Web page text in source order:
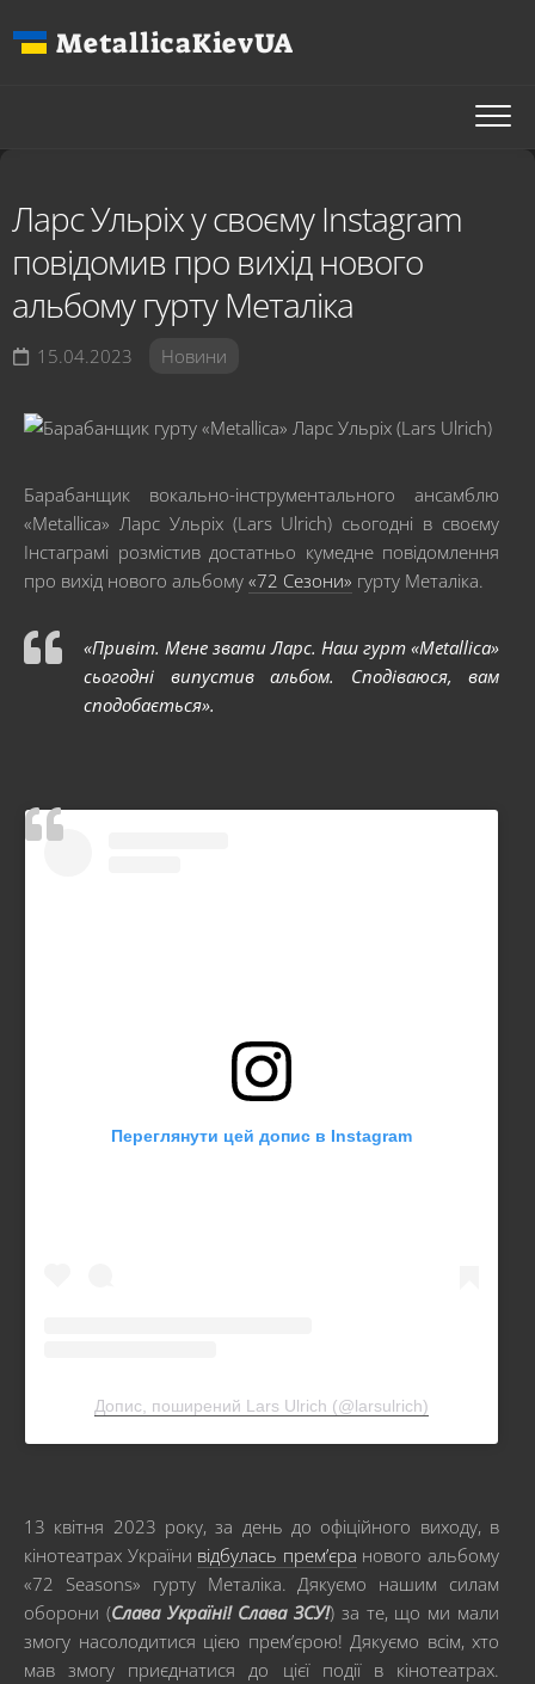
до
MetallicaKievUA
Ларс Ульріх у своєму Instagram
повідомив про вихід нового
альбому гурту Металіка
15.04.2023 Новини
Барабанщик вокально-інструментального ансамблю
«Metallica» Ларс Ульріх (Lars Ulrich) сьогодні в своєму
Інстаграмі розмістив достатньо кумедне повідомлення
про вихід нового альбому «72 Сезони» гурту Металіка.
«Привіт. Мене звати Ларс. Наш гурт «Metallica»
сьогодні випустив альбом. Сподіваюся, вам
сподобається».
Переглянути цей допис в Instagram
Допис, поширений Lars Ulrich (@larsulrich)
13 квітня 2023 року, за день до офіційного виходу, в
кінотеатрах України відбулась прем’єра нового альбому
«72 Seasons» гурту Металіка. Дякуємо нашим силам
оборони (Слава Україні! Слава ЗСУ!) за те, що ми мали
змогу насолодитися цією прем’єрою! Дякуємо всім, хто
мав змогу приєднатися до цієї події в кінотеатрах.